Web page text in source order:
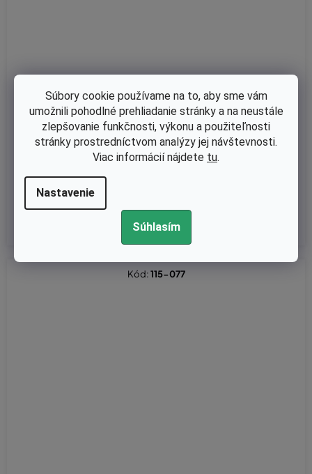
Súbory cookie používame na to, aby sme vám
umožnili pohodlné prehliadanie stránky a na neustále
zlepšovanie funkčnosti, výkonu a použiteľnosti
stránky prostredníctvom analýzy jej návštevnosti.
Viac informácií nájdete tu.
Nastavenie
Súhlasím
Šnekové koleso Husqvarna 556, 562 nahrádza originál 5776011
01
Skladom
€3,74 bez DPH
€4,60
Kód:115-077